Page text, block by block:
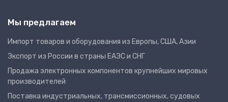
Мы предлагаем
Импорт товаров и оборудования из Европы, США, Азии
Экспорт из России в страны ЕАЭС и СНГ
Продажа электронных компонентов крупнейших мировых
производителей
Поставка индустриальных, трансмиссионных, судовых